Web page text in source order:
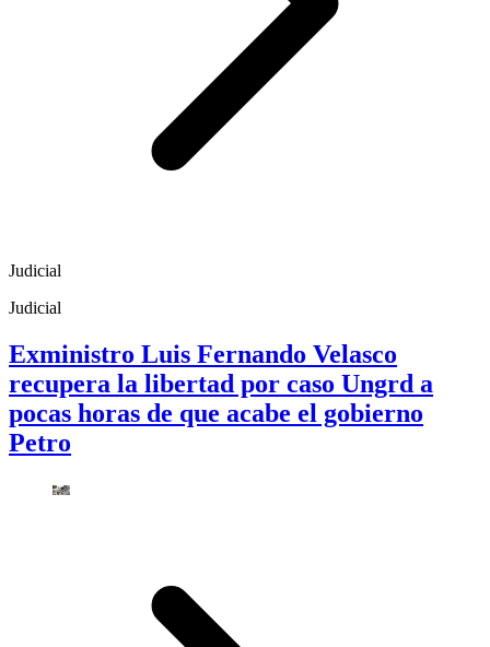
Judicial
Judicial
Exministro Luis Fernando Velasco
recupera la libertad por caso Ungrd a
pocas horas de que acabe el gobierno
Petro